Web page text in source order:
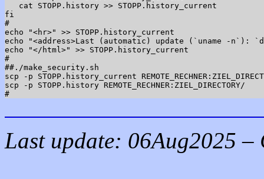
   cat STOPP.history >> STOPP.history_current
fi
#
echo "<hr>" >> STOPP.history_current
echo "<address>Last (automatic) update (`uname -n`):
echo "</html>" >> STOPP.history_current
#
##./make_security.sh
scp -p STOPP.history_current
scp -p STOPP.history REMOTE_RECHNER:ZIEL_DIRECTORY/
Last update: 06Aug2025 –